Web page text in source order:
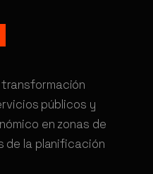
públicos y
en zonas de
de la planificación